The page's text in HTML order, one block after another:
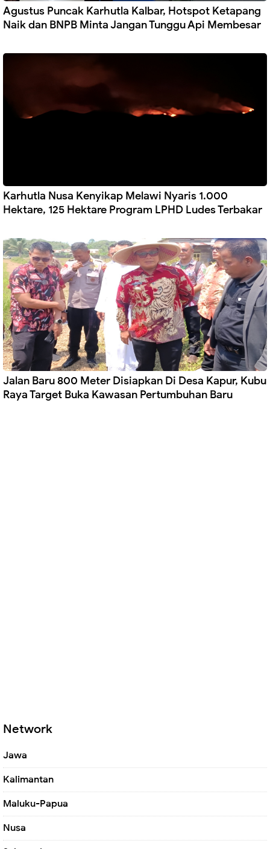
Agustus Puncak Karhutla Kalbar, Hotspot Ketapang
Naik dan BNPB Minta Jangan Tunggu Api Membesar
Karhutla Nusa Kenyikap Melawi Nyaris 1.000
Hektare, 125 Hektare Program LPHD Ludes Terbakar
Jalan Baru 800 Meter Disiapkan Di Desa Kapur, Kubu
Raya Target Buka Kawasan Pertumbuhan Baru
Network
Jawa
Kalimantan
Maluku-Papua
Nusa